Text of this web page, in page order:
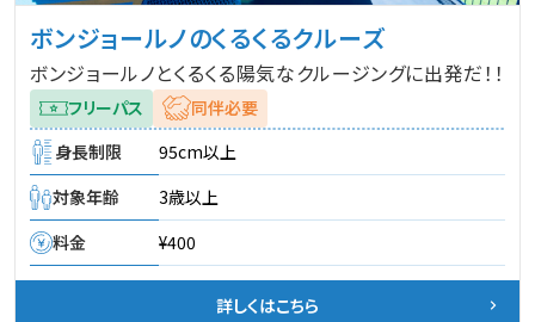
ボンジョールノのくるくるクルーズ
ボンジョールノとくるくる陽気なクルージングに出発だ！！
フリーパス
同伴必要
身長制限
95cm以上
対象年齢
3歳以上
料金
¥400
詳しくはこちら